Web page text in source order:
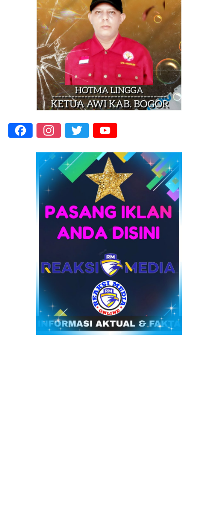
Facebook
Instagram
Twitter